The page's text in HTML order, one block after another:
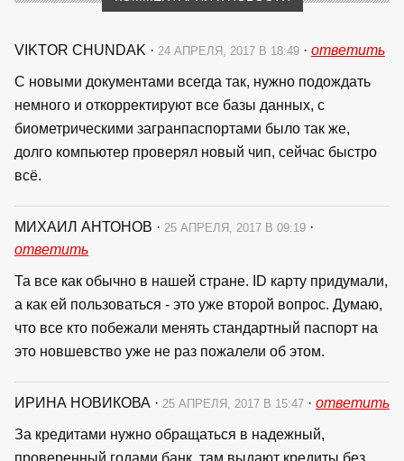
VIKTOR CHUNDAK · 24 АПРЕЛЯ, 2017 В 18:49 · ответить
С новыми документами всегда так, нужно подождать
немного и откорректируют все базы данных, с
биометрическими загранпаспортами было так же,
долго компьютер проверял новый чип, сейчас быстро
всё.
МИХАИЛ АНТОНОВ · 25 АПРЕЛЯ, 2017 В 09:19 ·
ответить
Та все как обычно в нашей стране. ID карту придумали,
а как ей пользоваться - это уже второй вопрос. Думаю,
что все кто побежали менять стандартный паспорт на
это новшевство уже не раз пожалели об этом.
ИРИНА НОВИКОВА · 25 АПРЕЛЯ, 2017 В 15:47 · ответить
За кредитами нужно обращаться в надежный,
проверенный годами банк, там выдают кредиты без